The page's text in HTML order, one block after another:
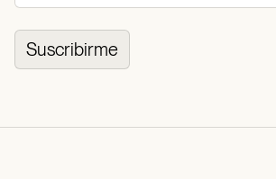
Suscribirme